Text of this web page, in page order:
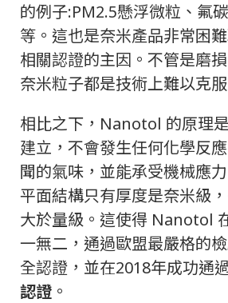
的例子:PM2.5懸浮微粒、氟
等。這也是奈米產品非常困
相關認證的主因。不管是磨
奈米粒子都是技術上難以克
相比之下，Nanotol 的原理
建立，不會發生任何化學反
聞的氣味，並能承受機械應
平面結構只有厚度是奈米級
大於量級。 這使得 Nanotol
一無二，通過歐盟最嚴格的
全認證，並在2018年成功通
認證 。